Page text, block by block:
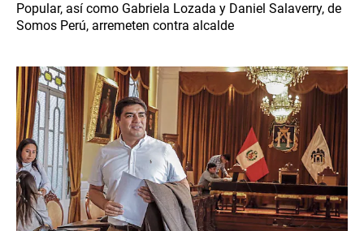
Popular, así como Gabriela Lozada y Daniel Salaverry, de
Somos Perú, arremeten contra alcalde